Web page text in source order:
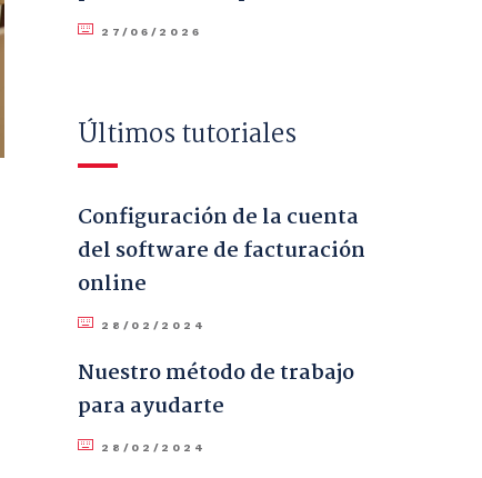
27/06/2026
Últimos tutoriales
Configuración de la cuenta
del software de facturación
online
28/02/2024
Nuestro método de trabajo
para ayudarte
28/02/2024